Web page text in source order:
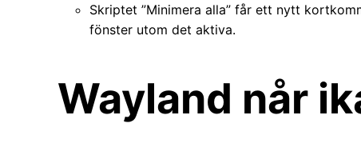
Skriptet ”Minimera alla” får ett nytt
fönster utom det aktiva.
Wayland når